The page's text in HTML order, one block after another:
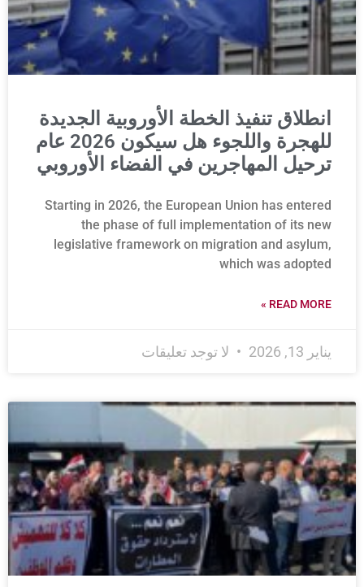
انطلاق تنفيذ الخطة الأوروبية الجديدة
للهجرة واللجوء هل سيكون 2026 عام
ترحيل المهاجرين في الفضاء الأوروبي
Starting in 2026, the European Union has entered
the phase of full implementation of its new
legislative framework on migration and asylum,
which was adopted
READ MORE »
يناير 13, 2026 لا توجد تعليقات